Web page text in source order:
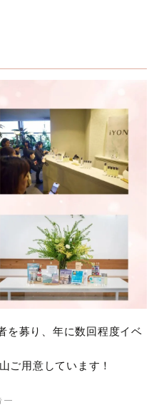
を募り、年に数回程度イベ
ご用意しています！
―